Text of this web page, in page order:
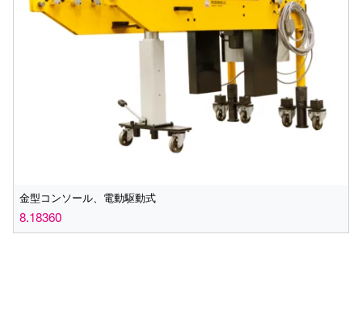
金型コンソール、電動駆動式
8.18360